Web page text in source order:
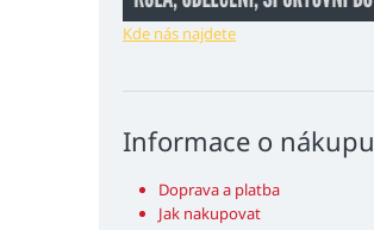
Kde nás najdete
Informace o nákupu
Doprava a platba
Jak nakupovat